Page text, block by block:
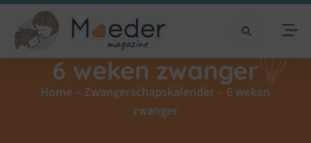
6 weken zwanger
Home – Zwangerschapskalender – 6 weken
zwanger